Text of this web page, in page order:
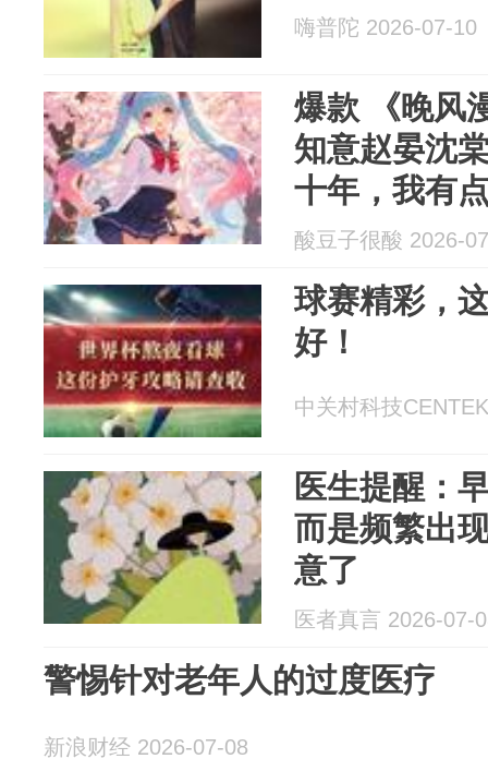
嗨普陀 2026-07-10
爆款 《晚风
知意赵晏沈
十年，我有
酸豆子很酸 2026-
球赛精彩，
好！
中关村科技
医生提醒：
而是频繁出
意了
医者真言 2026-07-
警惕针对老年人的过度医疗
新浪财经 2026-07-08